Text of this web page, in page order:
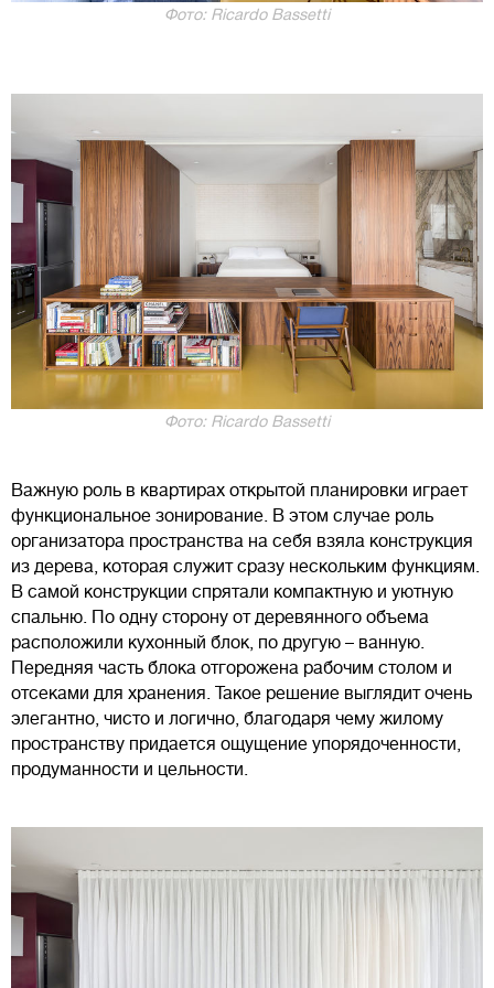
Фото: Ricardo Bassetti
Фото: Ricardo Bassetti
Важную роль в квартирах открытой планировки играет
функциональное зонирование. В этом случае роль
организатора пространства на себя взяла конструкция
из дерева, которая служит сразу нескольким функциям.
В самой конструкции спрятали компактную и уютную
спальню. По одну сторону от деревянного объема
расположили кухонный блок, по другую – ванную.
Передняя часть блока отгорожена рабочим столом и
отсеками для хранения. Такое решение выглядит очень
элегантно, чисто и логично, благодаря чему жилому
пространству придается ощущение упорядоченности,
продуманности и цельности.